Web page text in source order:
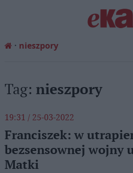
nieszpory
Tag: nieszpory
19:31 / 25-03-2022
Franciszek: w
bezsensownej wojny
Matki